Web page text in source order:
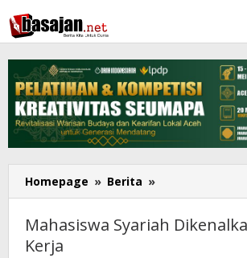
ke
konten
Homepage » Berita »
Syariah
Dunia
Mahasiswa Syariah
Kerja